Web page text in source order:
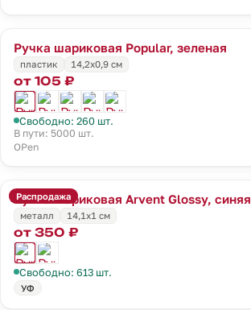
Ручка шариковая Popular, зеленая
пластик
14,2х0,9 см
от 105 ₽
Свободно: 260 шт.
В пути: 5000 шт.
OPen
Распродажа
Ручка шариковая Arvent Glossy, синяя
металл
14,1х1 см
от 350 ₽
Свободно: 613 шт.
УФ